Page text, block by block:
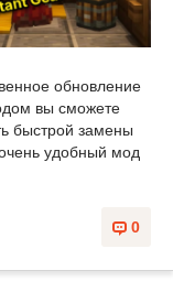
обновление
вы сможете
быстрой замены
удобный мод
0